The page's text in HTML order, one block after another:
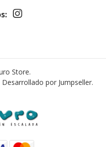
Store.
Desarrollado por Jumpseller.